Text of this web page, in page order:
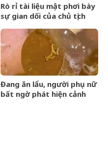
Rò rỉ tài liệu mật phơi bày
sự gian dối của chủ tịch
League
Đang ăn lẩu, người phụ nữ
bất ngờ phát hiện cảnh